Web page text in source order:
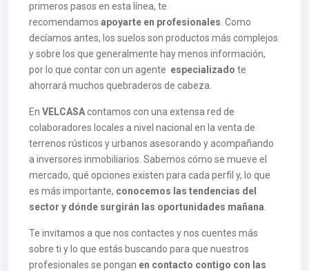
primeros pasos en esta línea, te
recomendamos apoyarte en profesionales . Como
decíamos antes, los suelos son productos más complejos
y sobre los que generalmente hay menos información,
por lo que contar con un agente especializado te
ahorrará muchos quebraderos de cabeza.
En VELCASAcontamos con una extensa red de
colaboradores locales a nivel nacional en la venta de
terrenos rústicos y urbanos asesorando y acompañando
a inversores inmobiliarios. Sabemos cómo se mueve el
mercado, qué opciones existen para cada perfil y, lo que
es más importante, conocemos las tendencias del
sector y dónde surgirán las oportunidades mañana
Te invitamos a que nos contactes y nos cuentes más
sobre ti y lo que estás buscando para que nuestros
profesionales se pongan en contacto contigo con las